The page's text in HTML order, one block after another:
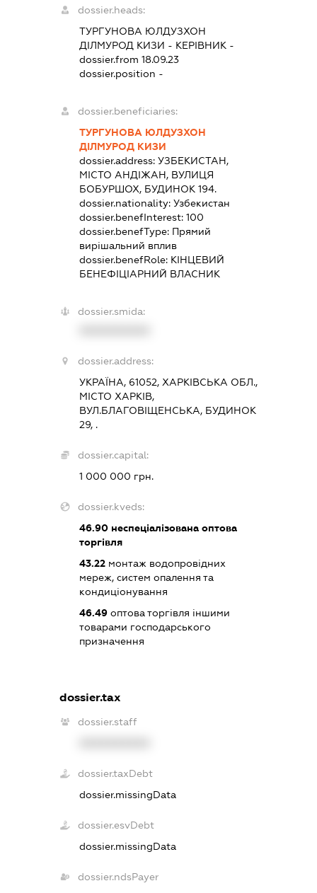
dossier.heads:
ТУРГУНОВА ЮЛДУЗХОН
ДІЛМУРОД КИЗИ - КЕРІВНИК-
dossier.from 18.09.23
dossier.position -
dossier.beneficiaries:
ТУРГУНОВА ЮЛДУЗХОН
ДІЛМУРОД КИЗИ
dossier.address: УЗБЕКИСТАН,
МІСТО АНДІЖАН, ВУЛИЦЯ
БОБУРШОХ, БУДИНОК 194.
dossier.nationality: Узбекистан
dossier.benefInterest: 100
dossier.benefType: Прямий
вирішальний вплив
dossier.benefRole: КІНЦЕВИЙ
БЕНЕФІЦІАРНИЙ ВЛАСНИК
dossier.smida:
dossier.address:
УКРАЇНА, 61052, ХАРКІВСЬКА ОБЛ.,
МІСТО ХАРКІВ,
ВУЛ.БЛАГОВІЩЕНСЬКА, БУДИНОК
29, .
dossier.capital:
1 000 000 грн.
dossier.kveds:
46.90неспеціалізована оптова
торгівля
43.22монтаж водопровідних
мереж, систем опалення та
кондиціонування
46.49оптова торгівля іншими
товарами господарського
призначення
dossier.tax
dossier.staff
dossier.taxDebt
dossier.missingData
dossier.esvDebt
dossier.missingData
dossier.ndsPayer